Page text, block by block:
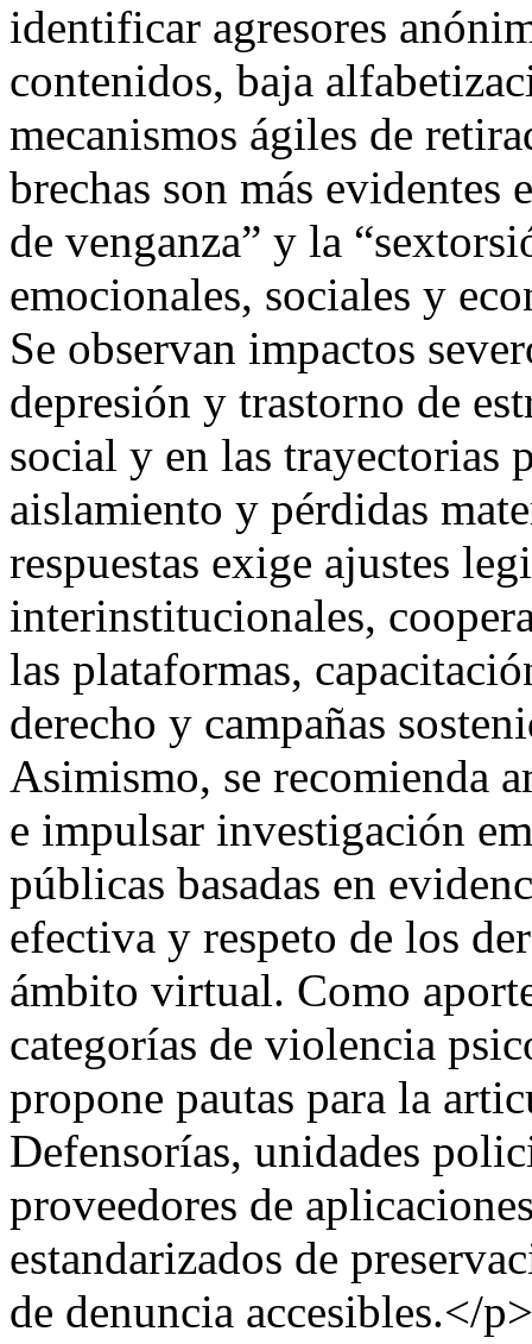
identificar agresores
contenidos, baja
mecanismos ágiles de
brechas son más
de venganza” y la
emocionales, sociales y
Se observan impactos
depresión y trastorno de
social y en las trayectorias
aislamiento y pérdidas
respuestas exige ajustes
interinstitucionales,
las plataformas,
derecho y campañas
Asimismo, se recomienda
e impulsar investigación
públicas basadas en
efectiva y respeto de los
ámbito virtual. Como
categorías de violencia
propone pautas para la
Defensorías, unidades
proveedores de
estandarizados de
de denuncia accesibles.</p>